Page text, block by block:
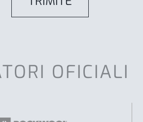
OFICIALI